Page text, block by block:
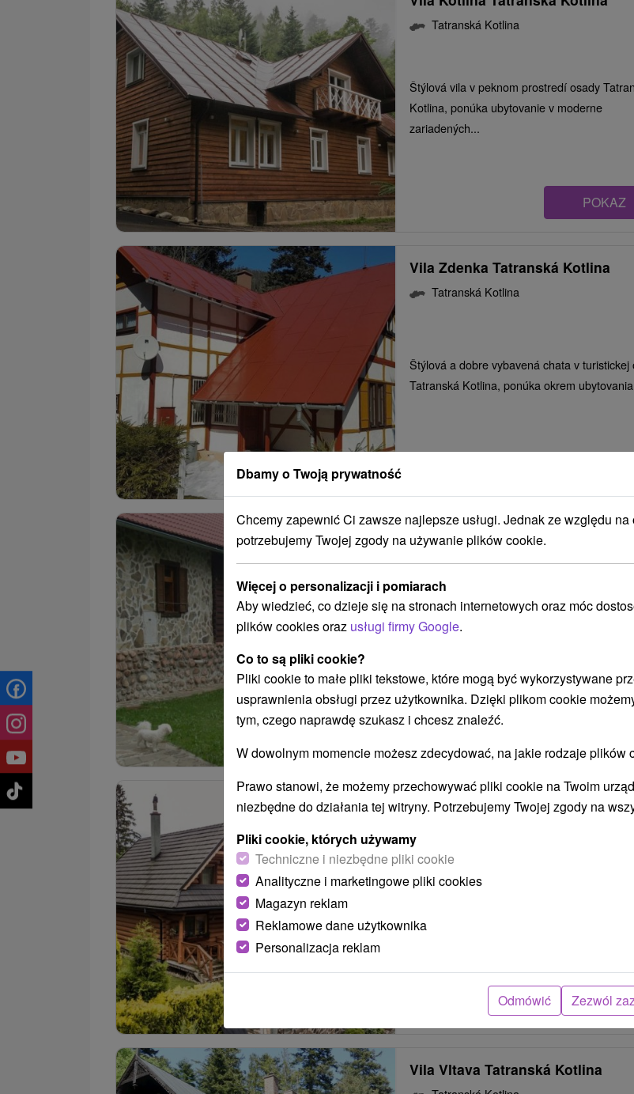
Tatranská Kotlina
Štýlová vila v peknom prostredí osady
Kotlina, ponúka ubytovanie v moderne
zariadených...
POKAZ
Vila Zdenka Tatranská Kotlina
Tatranská Kotlina
Štýlová a dobre vybavená chata v turistickej
Tatranská Kotlina, ponúka okrem
Apartmány Wivana Tatranská
Tatranská Kotlina
Útulné ubytovanie v troch samostatných
Chalupa Lenka Tatranská Kotlina
Celoročné ubytovanie v tichej časti chatovej
ubytovania v troch samostatných...
POKAZ
Vila Vltava Tatranská Kotlina
Dbamy o Twoją prywatność
Chcemy zapewnić Ci zawsze najlepsze usługi. Jednak ze względu
potrzebujemy Twojej zgody na używanie plików cookie.
Więcej o personalizacji i pomiarach
Aby wiedzieć, co dzieje się na stronach internetowych oraz móc
plików cookies oraz usługi firmy Google.
Co to są pliki cookie?
Pliki cookie to małe pliki tekstowe, które mogą być wykorzystywane
usprawnienia obsługi przez użytkownika. Dzięki plikom cookie
tym, czego naprawdę szukasz i chcesz znaleźć.
W dowolnym momencie możesz zdecydować, na jakie rodzaje plików
Prawo stanowi, że możemy przechowywać pliki cookie na Twoim
niezbędne do działania tej witryny. Potrzebujemy Twojej zgody na
Pliki cookie, których używamy
Techniczne i niezbędne pliki cookie
Analityczne i marketingowe pliki cookies
Magazyn reklam
Reklamowe dane użytkownika
Personalizacja reklam
Odmówić Zezwól